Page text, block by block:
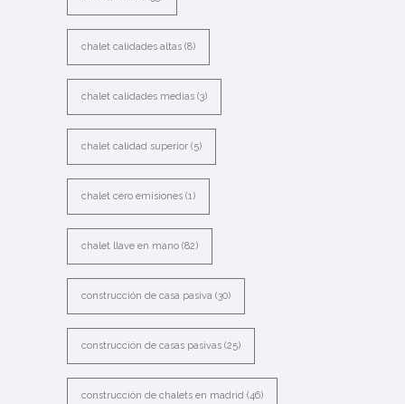
chalet calidades altas (8)
chalet calidades medias (3)
chalet calidad superior (5)
chalet cero emisiones (1)
chalet llave en mano (82)
construcción de casa pasiva (30)
construcción de casas pasivas (25)
construcción de chalets en madrid (46)